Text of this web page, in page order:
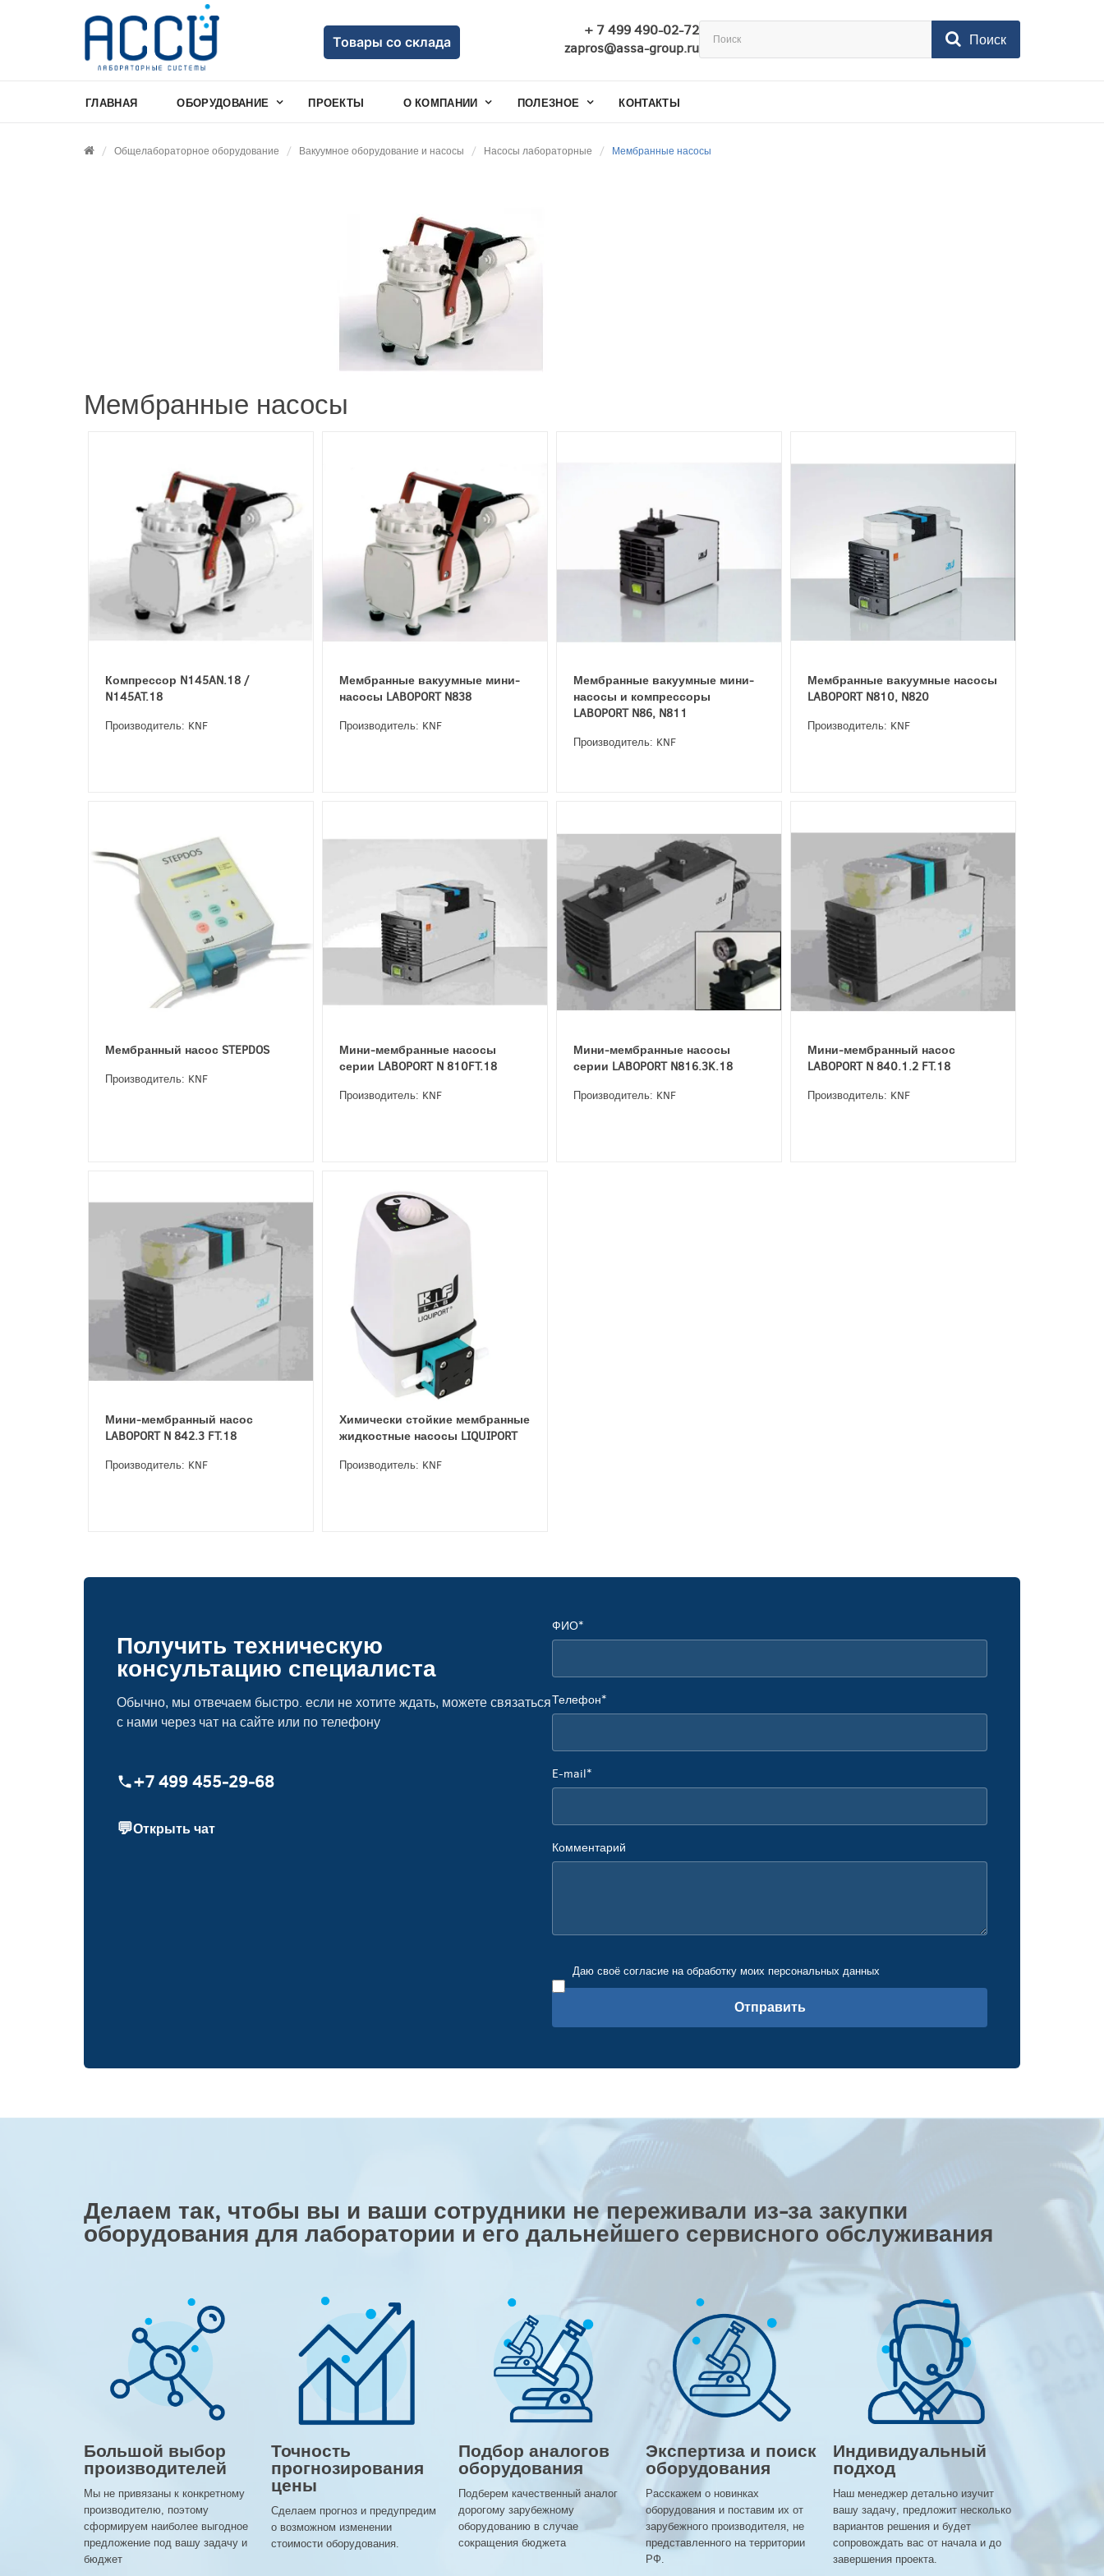
Товары со склада
+ 7 499 490-02-72
zapros@assa-group.ru
Поиск
ГЛАВНАЯ ОБОРУДОВАНИЕ ПРОЕКТЫ О КОМПАНИИ ПОЛЕЗНОЕ КОНТАКТЫ
Общелабораторное оборудование Вакуумное оборудование и насосы Насосы лабораторные Мембранные насосы
Мембранные насосы
Компрессор N145AN.18 /
N145AT.18
Производитель: KNF
Мембранные вакуумные мини-
насосы LABOPORT N838
Производитель: KNF
Мембранные вакуумные мини-
насосы и компрессоры
LABOPORT N86, N811
Производитель: KNF
Мембранные вакуумные насосы
LABOPORT N810, N820
Производитель: KNF
Мембранный насос STEPDOS
Производитель: KNF
Мини-мембранные насосы
серии LABOPORT N 810FT.18
Производитель: KNF
Мини-мембранные насосы
серии LABOPORT N816.3K.18
Производитель: KNF
Мини-мембранный насос
LABOPORT N 840.1.2 FT.18
Производитель: KNF
Мини-мембранный насос
LABOPORT N 842.3 FT.18
Производитель: KNF
Химически стойкие мембранные
жидкостные насосы LIQUIPORT
Производитель: KNF
Получить техническую
консультацию специалиста
Обычно, мы отвечаем быстро. если не хотите ждать, можете связаться
с нами через чат на сайте или по телефону
+7 499 455‑29‑68
💬Открыть чат
ФИО*
Телефон*
E-mail*
Комментарий
Даю своё согласие на обработку моих персональных данных
Отправить
Делаем так, чтобы вы и ваши сотрудники не переживали из-за закупки
оборудования для лаборатории и его дальнейшего сервисного обслуживания
Большой выбор
производителей
Мы не привязаны к конкретному
производителю, поэтому
сформируем наиболее выгодное
предложение под вашу задачу и
бюджет
Точность
прогнозирования
цены
Сделаем прогноз и предупредим
о возможном изменении
стоимости оборудования.
Подбор аналогов
оборудования
Подберем качественный аналог
дорогому зарубежному
оборудованию в случае
сокращения бюджета
Экспертиза и поиск
оборудования
Расскажем о новинках
оборудования и поставим их от
зарубежного производителя, не
представленного на территории
РФ.
Индивидуальный
подход
Наш менеджер детально изучит
вашу задачу, предложит несколько
вариантов решения и будет
сопровождать вас от начала и до
завершения проекта.